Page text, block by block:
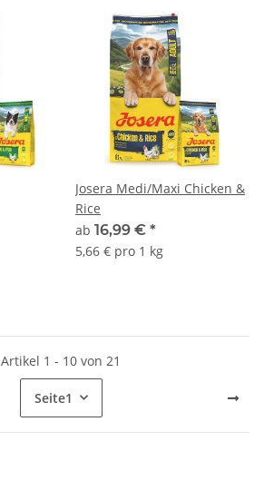
Josera Medi/Maxi Chicken &
Rice
ab 16,99 € *
5,66 € pro 1 kg
Artikel 1 - 10 von 21
Seite1